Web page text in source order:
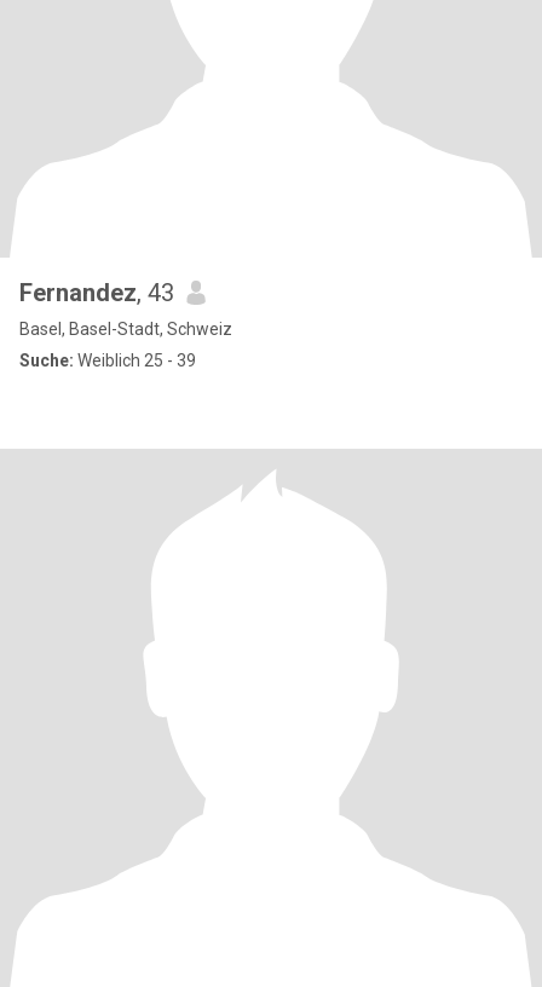
Fernandez, 43
Basel, Basel-Stadt, Schweiz
Suche: Weiblich 25 - 39